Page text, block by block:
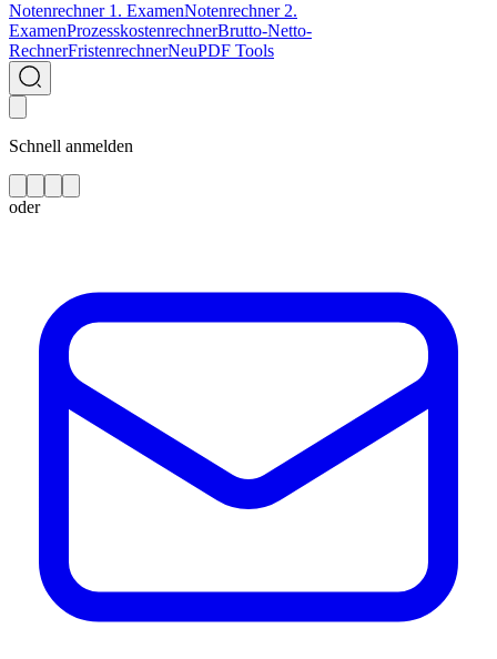
Notenrechner 1. ExamenNotenrechner 2.
ExamenProzesskostenrechnerBrutto-Netto-
RechnerFristenrechnerNeuPDF Tools
Schnell anmelden
oder